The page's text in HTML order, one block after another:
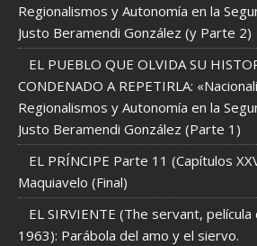
Regionalismos y Autonomía en la
Justo Beramendi González (y Parte 2)
EL PUEBLO QUE OLVIDA SU
CONDENADO A REPETIRLA:
Regionalismos y Autonomía en la
Justo Beramendi González (Parte 1)
EL PRÍNCIPE Parte 11 (Capítulos
Maquiavelo (Final)
EL SIRVIENTE (The servant,
1963): Parábola del amo y el siervo.